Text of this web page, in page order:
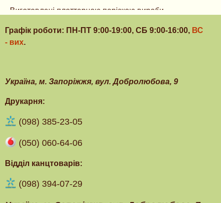
• Виготовлені плоттерною порізкою вироби
точності та відтінками з найвищою насиченістю;
виготовлення необхідного виробу;
• Ця послуга доступна не тільки професійним
низькій вартості.
Основні місця застосування плоттерного та контурного
колажі
Графік роботи: ПН-ПТ 9:00-19:00, СБ 9:00-16:00, ВС
- вих.
Українa, м. Запоріжжя, вул. Добролюбова, 9
Друкарня:
(098) 385-23-05
(050) 060-64-06
Відділ канцтоварів:
(098) 394-07-29